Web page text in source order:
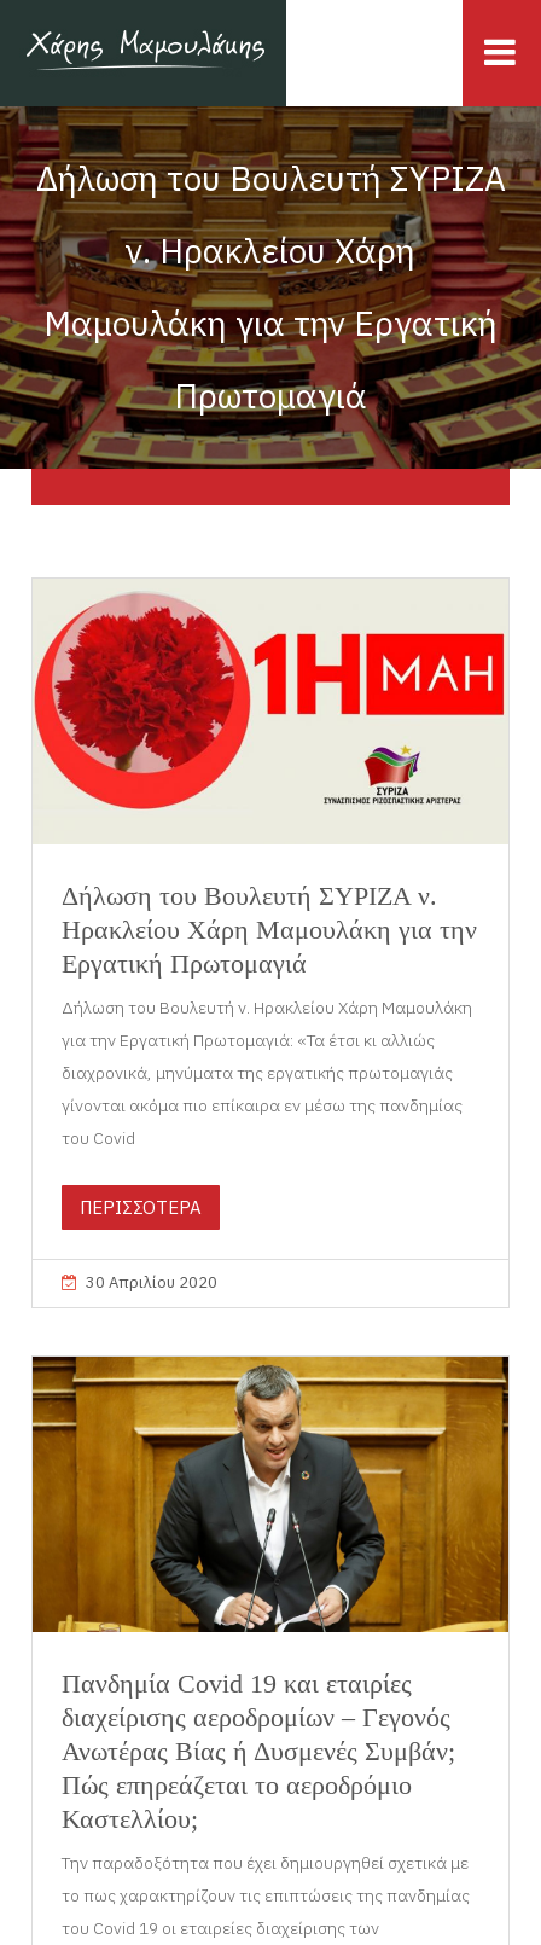
Δήλωση του Βουλευτή ΣΥΡΙΖΑ
ν. Ηρακλείου Χάρη
Μαμουλάκη για την Εργατική
Πρωτομαγιά
Δήλωση του Βουλευτή ΣΥΡΙΖΑ ν.
Ηρακλείου Χάρη Μαμουλάκη για την
Εργατική Πρωτομαγιά
Δήλωση του Βουλευτή ν. Ηρακλείου Χάρη Μαμουλάκη
για την Εργατική Πρωτομαγιά: «Τα έτσι κι αλλιώς
διαχρονικά, μηνύματα της εργατικής πρωτομαγιάς
γίνονται ακόμα πιο επίκαιρα εν μέσω της πανδημίας
του Covid
ΠΕΡΙΣΣΟΤΕΡΑ
30 Απριλίου 2020
Πανδημία Covid 19 και εταιρίες
διαχείρισης αεροδρομίων – Γεγονός
Ανωτέρας Βίας ή Δυσμενές Συμβάν;
Πώς επηρεάζεται το αεροδρόμιο
Καστελλίου;
Την παραδοξότητα που έχει δημιουργηθεί σχετικά με
το πως χαρακτηρίζουν τις επιπτώσεις της πανδημίας
του Covid 19 οι εταιρείες διαχείρισης των